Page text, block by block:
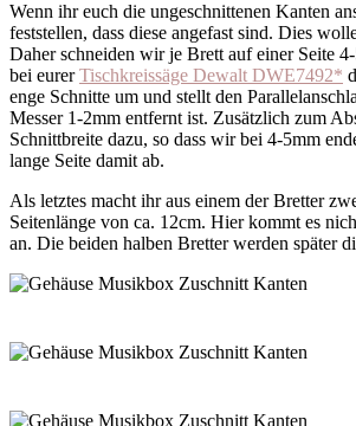
Wenn ihr euch die ungeschnittenen Kanten
feststellen, dass diese angefast sind. Dies
Daher schneiden wir je Brett auf einer Seite
bei eurerTischkreissäge Dewalt DWE7492*
enge Schnitte um und stellt den
Messer 1-2mm entfernt ist. Zusätzlich zum
Schnittbreite dazu, so dass wir bei 4-5mm
lange Seite damit ab.
Als letztes macht ihr aus einem der Bretter
Seitenlänge von ca. 12cm. Hier kommt es
an. Die beiden halben Bretter werden später